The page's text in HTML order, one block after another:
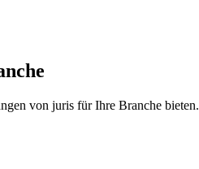
von juris für Ihre Branche bieten.